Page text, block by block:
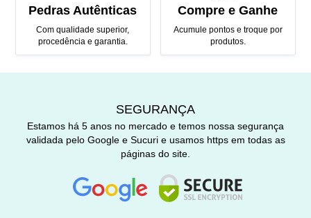
Pedras Autênticas
Com qualidade superior,
procedência e garantia.
Compre e Ganhe
Acumule pontos e troque por
produtos.
SEGURANÇA
Estamos há 5 anos no mercado e temos nossa segurança
validada pelo Google e Sucuri e usamos https em todas as
páginas do site.